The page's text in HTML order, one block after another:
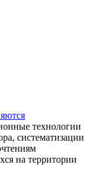
технологии
систематизации
на территории